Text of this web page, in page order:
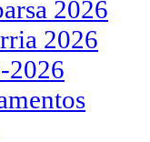
2026
2026
2026